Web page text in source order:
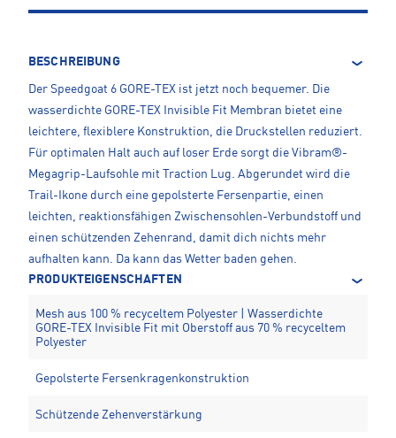
BESCHREIBUNG
Der Speedgoat 6 GORE-TEX ist jetzt noch bequemer. Die
wasserdichte GORE-TEX Invisible Fit Membran bietet eine
leichtere, flexiblere Konstruktion, die Druckstellen reduziert.
Für optimalen Halt auch auf loser Erde sorgt die Vibram®-
Megagrip-Laufsohle mit Traction Lug. Abgerundet wird die
Trail-Ikone durch eine gepolsterte Fersenpartie, einen
leichten, reaktionsfähigen Zwischensohlen-Verbundstoff und
einen schützenden Zehenrand, damit dich nichts mehr
aufhalten kann. Da kann das Wetter baden gehen.
PRODUKTEIGENSCHAFTEN
Mesh aus 100 % recyceltem Polyester | Wasserdichte
GORE-TEX Invisible Fit mit Oberstoff aus 70 % recyceltem
Polyester
Gepolsterte Fersenkragenkonstruktion
Schützende Zehenverstärkung